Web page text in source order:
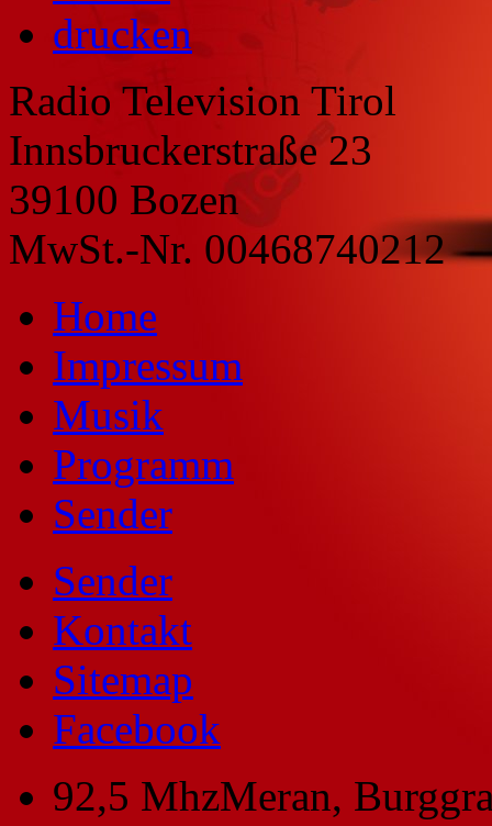
drucken
Radio Television Tirol
Innsbruckerstraße 23
39100 Bozen
MwSt.-Nr. 00468740212
Home
Impressum
Musik
Programm
Sender
Sender
Kontakt
Sitemap
Facebook
92,5 MhzMeran,